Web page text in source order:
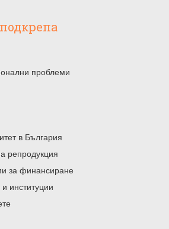
проблеми
в България
репродукция
за финансиране
институции